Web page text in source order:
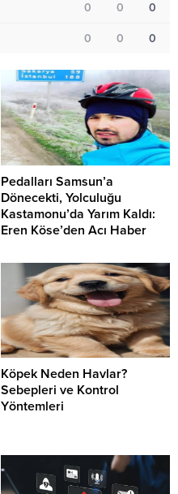
0 0 0
0 0 0
Pedalları Samsun’a
Dönecekti, Yolculuğu
Kastamonu’da Yarım Kaldı:
Eren Köse’den Acı Haber
Köpek Neden Havlar?
Sebepleri ve Kontrol
Yöntemleri